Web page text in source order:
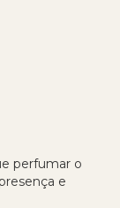
perfumar o
e